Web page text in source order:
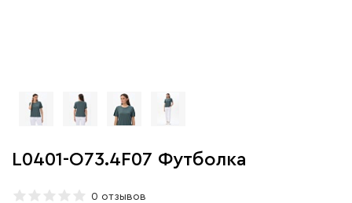
L0401-O73.4F07 Футболка
0 отзывов